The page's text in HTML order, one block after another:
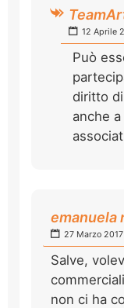
12 Aprile
Può
diritto
anche
emanuela
27 Marzo
Salve,
non ci ha